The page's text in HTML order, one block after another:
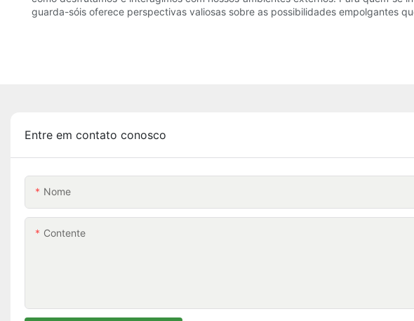
guarda-sóis oferece perspectivas valiosas sobre as possibilidades empolgantes
Entre em contato conosco
Nome
Contente